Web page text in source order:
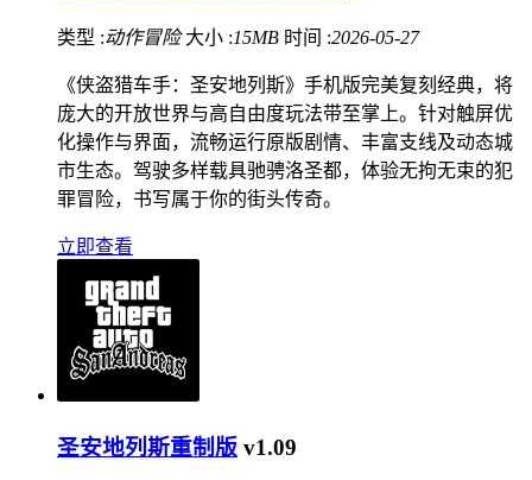
类型 :动作冒险 大小 :15MB 时间 :2026-05-27
《侠盗猎车手：圣安地列斯》手机版完美复刻经典，将
庞大的开放世界与高自由度玩法带至掌上。针对触屏优
化操作与界面，流畅运行原版剧情、丰富支线及动态城
市生态。驾驶多样载具驰骋洛圣都，体验无拘无束的犯
罪冒险，书写属于你的街头传奇。
立即查看
圣安地列斯重制版 v1.09